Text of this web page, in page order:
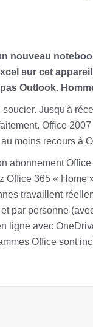
nouveau
sur cet
Outlook.
Jusqu'à
Office
moins recours à
abonnement
Office 365 « Home
travaillent
par personne
ligne avec
Office sont